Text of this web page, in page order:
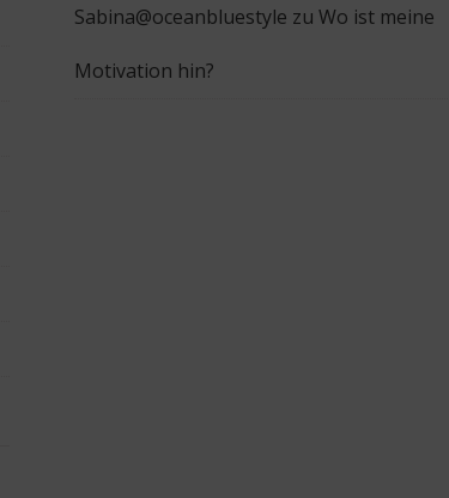
Sabina@oceanbluestyle zu Wo ist meine
Motivation hin?